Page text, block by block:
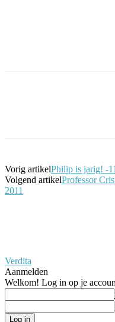
Vorig artikelPhilip is jarig! -11
Volgend artikelProfessor
2011
Verdita
Aanmelden
Welkom! Log in op je